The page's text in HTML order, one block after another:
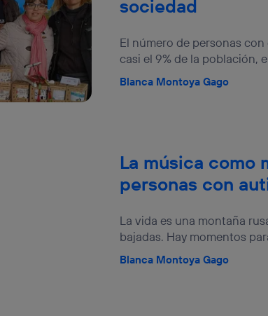
sociedad
El número de personas
casi el 9% de la población,
Blanca Montoya Gago
La música como
personas con
La vida es una montaña
bajadas. Hay momentos
Blanca Montoya Gago
Si utilizas una
conexión de banda ancha
realizará en función de las actividades de navegación
hayan dado su consentimiento.
Si utilizas
datos móviles, el marketing será más
únicamente en la navegación del usuario del móvil.
Puedes gestionar los consentimientos Utiq
inferior de esta página web o visitando el